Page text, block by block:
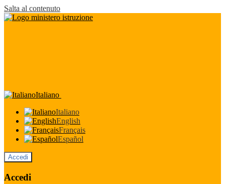
Salta al contenuto
Italiano
Italiano
English
Français
Español
Accedi
Accedi